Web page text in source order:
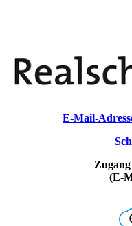
E-Mail-
(E-